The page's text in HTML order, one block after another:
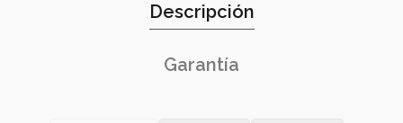
Descripción
Garantía